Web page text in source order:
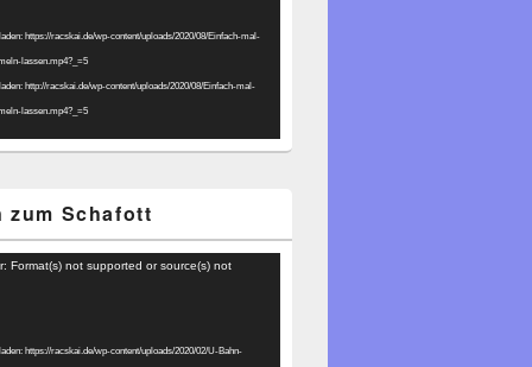
https://racskai.de/wp-content/uploads/2020/08/Einfach-mal-
lassen.mp4?_=5
http://racskai.de/wp-content/uploads/2020/08/Einfach-mal-
lassen.mp4?_=5
zum Schafott
Format(s) not supported or source(s) not
https://racskai.de/wp-content/uploads/2020/02/U-Bahn-